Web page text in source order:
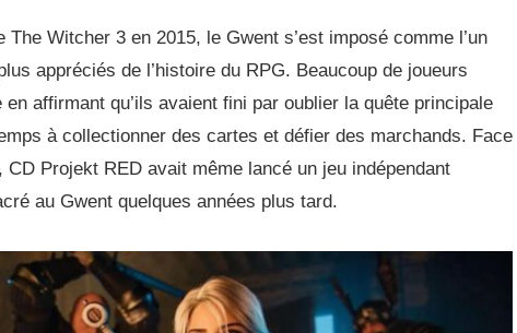
The Witcher 3 en 2015, le Gwent s’est imposé comme l’un
appréciés de l’histoire du RPG. Beaucoup de joueurs
en affirmant qu’ils avaient fini par oublier la quête principale
à collectionner des cartes et défier des marchands. Face
CD Projekt RED avait même lancé un jeu indépendant
au Gwent quelques années plus tard.